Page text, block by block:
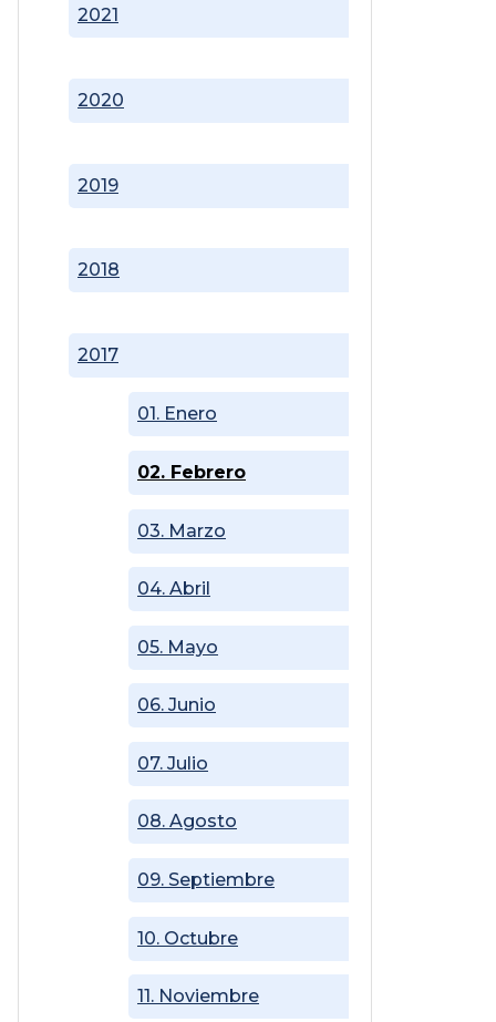
2017
01. Enero
02. Febrero
03. Marzo
04. Abril
05. Mayo
06. Junio
07. Julio
08. Agosto
09. Septiembre
10. Octubre
11. Noviembre
2018
2019
2020
2021